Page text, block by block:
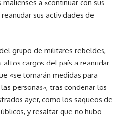
a «continuar con sus
sus actividades de
grupo de militares rebeldes,
altos cargos del país a reanudar
«se tomarán medidas para
personas», tras condenar los
ayer, como los saqueos de
y resaltar que no hubo